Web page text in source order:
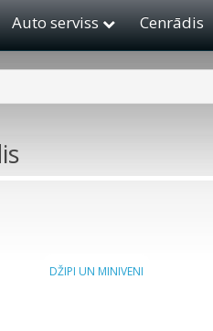
Auto serviss Cenrādis
DŽIPI UN MINIVENI